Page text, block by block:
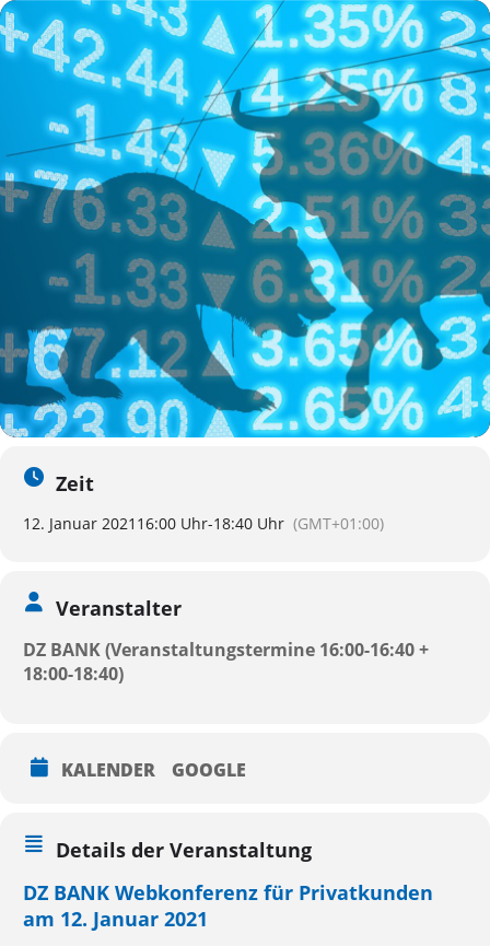
Zeit
12. Januar 2021 16:00 Uhr-18:40 Uhr (GMT+01:00)
Veranstalter
DZ BANK (Veranstaltungstermine 16:00-16:40 +
18:00-18:40)
KALENDER GOOGLE
Details der Veranstaltung
DZ BANK Webkonferenz für Privatkunden
am 12. Januar 2021